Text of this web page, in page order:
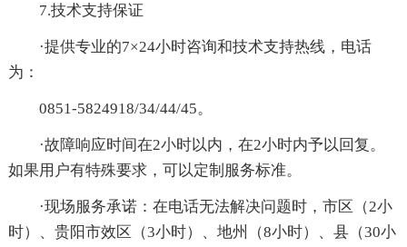
7.技术支持保证
·提供专业的7×24小时咨询和技术支持热线，电话
为：
0851-5824918/34/44/45。
·故障响应时间在2小时以内，在2小时内予以回复。
如果用户有特殊要求，可以定制服务标准。
·现场服务承诺：在电话无法解决问题时，市区（2小
时）、贵阳市效区（3小时）、地州（8小时）、县（30小